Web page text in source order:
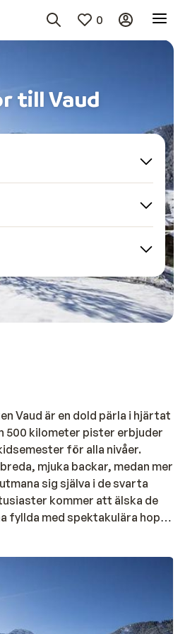
0
till Vaud
Vaud är en dold pärla i hjärtat
500 kilometer pister erbjuder
för alla nivåer.
mjuka backar, medan mer
sig själva i de svarta
kommer att älska de
fyllda med spektakulära hopp
kan utforska oändliga
snöförhållanden och
backar som når upp till 3.000
för skidåkning från